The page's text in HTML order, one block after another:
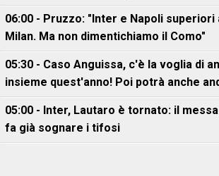
06:00 - Pruzzo: "Inter e Napoli superiori
Milan. Ma non dimentichiamo il Como"
05:30 - Caso Anguissa, c'è la voglia di
insieme quest'anno! Poi potrà anche
05:00 - Inter, Lautaro è tornato: il
fa già sognare i tifosi